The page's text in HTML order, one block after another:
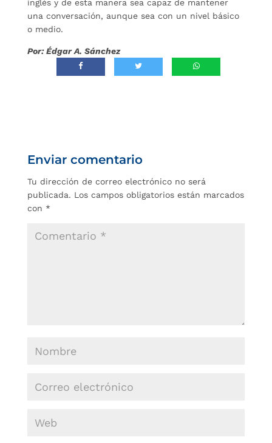
inglés y de esta manera sea capaz de mantener
una conversación, aunque sea con un nivel básico
o medio.
Por: Édgar A. Sánchez
Enviar comentario
Tu dirección de correo electrónico no será
publicada. Los campos obligatorios están marcados
con *